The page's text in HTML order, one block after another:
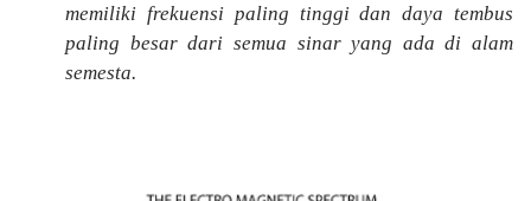
memiliki frekuensi paling tinggi dan daya tembus
paling besar dari semua sinar yang ada di alam
semesta.